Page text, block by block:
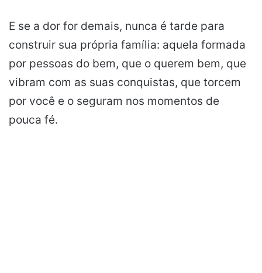
E se a dor for demais, nunca é tarde para
construir sua própria família: aquela formada
por pessoas do bem, que o querem bem, que
vibram com as suas conquistas, que torcem
por você e o seguram nos momentos de
pouca fé.